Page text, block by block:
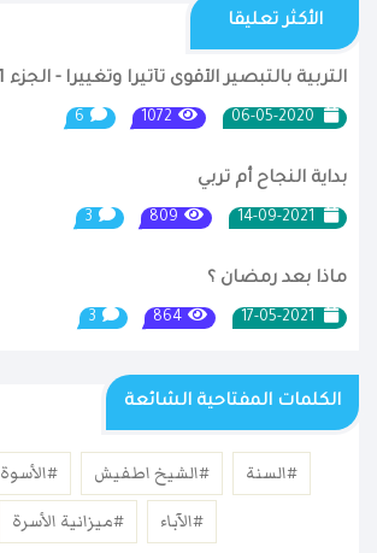
الأكثر تعليقا
التربية بالتبصير الأقوى تأثيرا وتغييرا - الجزء 01
1072
6
بداية النجاح أم تربي
809
3
ماذا بعد رمضان ؟
864
3
الكلمات المفتاحية الشائعة
#السنة #الشيخ اطفيش #الأسوة
#الآباء
#ميزانية الأسرة